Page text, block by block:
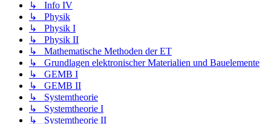
↳ Info IV
↳ Physik
↳ Physik I
↳ Physik II
↳ Mathematische Methoden der ET
↳ Grundlagen elektronischer Materialien und Bauelemente
↳ GEMB I
↳ GEMB II
↳ Systemtheorie
↳ Systemtheorie I
↳ Systemtheorie II